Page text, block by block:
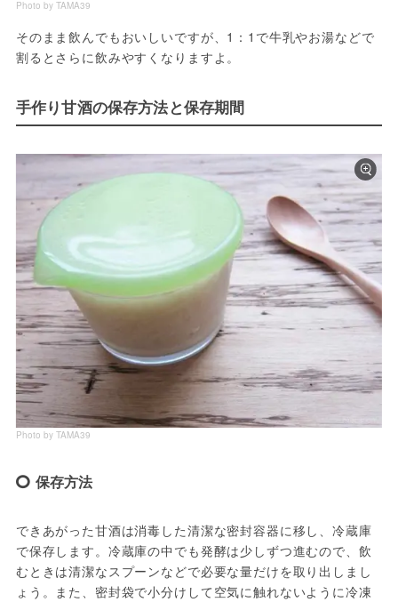
Photo by TAMA39
そのまま飲んでもおいしいですが、1：1で牛乳やお湯などで
割るとさらに飲みやすくなりますよ。
手作り甘酒の保存方法と保存期間
Photo by TAMA39
保存方法
できあがった甘酒は消毒した清潔な密封容器に移し、冷蔵庫
で保存します。冷蔵庫の中でも発酵は少しずつ進むので、飲
むときは清潔なスプーンなどで必要な量だけを取り出しまし
ょう。また、密封袋で小分けして空気に触れないように冷凍